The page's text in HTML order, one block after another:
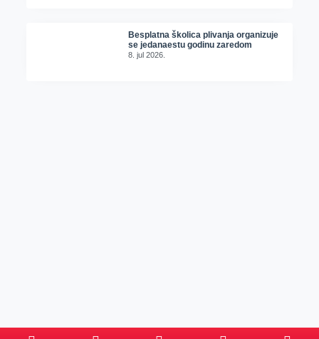
Besplatna školica plivanja organizuje
se jedanaestu godinu zaredom
8. jul 2026.